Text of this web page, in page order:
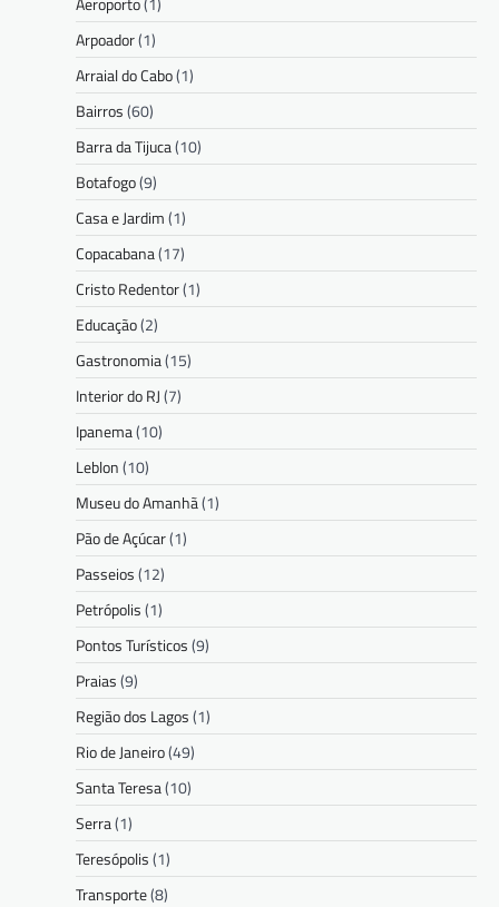
Arpoador(1)
Arraial do Cabo(1)
Bairros(60)
Barra da Tijuca(10)
Botafogo(9)
Casa e Jardim(1)
Copacabana(17)
Cristo Redentor(1)
Educação(2)
Gastronomia(15)
Interior do RJ(7)
Ipanema(10)
Leblon(10)
Museu do Amanhã(1)
Pão de Açúcar(1)
Passeios(12)
Petrópolis(1)
Pontos Turísticos(9)
Praias(9)
Região dos Lagos(1)
Rio de Janeiro(49)
Santa Teresa(10)
Serra(1)
Teresópolis(1)
Transporte(8)